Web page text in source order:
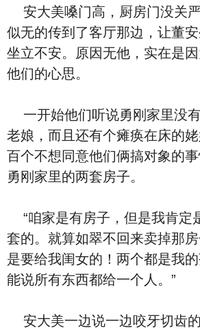
安大美嗓门高，厨房门没关
似无的传到了客厅那边，让董
坐立不安。原因无他，实在是
他们的心思。
一开始他们听说勇刚家里没
老娘，而且还有个瘫痪在床的
百个不想同意他们俩搞对象的
勇刚家里的两套房子。
“咱家是有房子，但是我肯定
套的。就算如翠不回来卖掉那
是要给我闺女的！两个都是我
能说所有东西都给一个人。”
安大美一边说一边咬牙切齿